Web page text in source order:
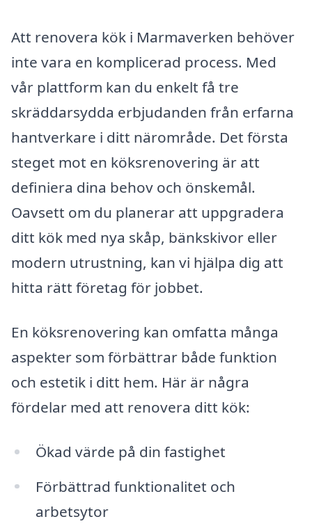
Att renovera kök i Marmaverken behöver
inte vara en komplicerad process. Med
vår plattform kan du enkelt få tre
skräddarsydda erbjudanden från erfarna
hantverkare i ditt närområde. Det första
steget mot en köksrenovering är att
definiera dina behov och önskemål.
Oavsett om du planerar att uppgradera
ditt kök med nya skåp, bänkskivor eller
modern utrustning, kan vi hjälpa dig att
hitta rätt företag för jobbet.
En köksrenovering kan omfatta många
aspekter som förbättrar både funktion
och estetik i ditt hem. Här är några
fördelar med att renovera ditt kök:
Ökad värde på din fastighet
Förbättrad funktionalitet och
arbetsytor